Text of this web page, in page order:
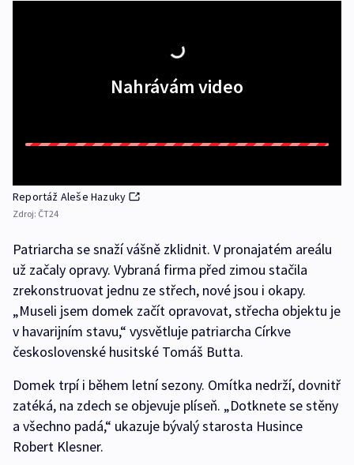
Nahrávám video
Reportáž Aleše Hazuky
Zdroj: ČT24
Patriarcha se snaží vášně zklidnit. V pronajatém areálu
už začaly opravy. Vybraná firma před zimou stačila
zrekonstruovat jednu ze střech, nové jsou i okapy.
„Museli jsem domek začít opravovat, střecha objektu je
v havarijním stavu,“ vysvětluje patriarcha Církve
československé husitské Tomáš Butta.
Domek trpí i během letní sezony. Omítka nedrží, dovnitř
zatéká, na zdech se objevuje plíseň. „Dotknete se stěny
a všechno padá,“ ukazuje bývalý starosta Husince
Robert Klesner.